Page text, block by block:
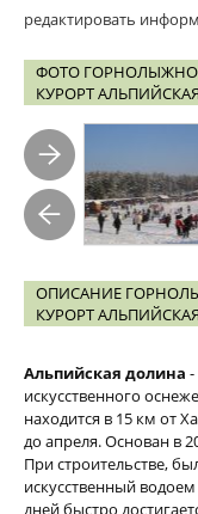
редактировать
ФОТО
КУРОРТ
ОПИСАНИЕ
КУРОРТ
Альпийская долина
искусственного
находится в 15 км от
до апреля. Основан в
При строительстве,
искусственный
дней быстро